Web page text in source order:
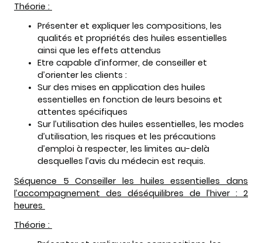
Théorie :
Présenter et expliquer les compositions, les
qualités et propriétés des huiles essentielles
ainsi que les effets attendus
Etre capable d’informer, de conseiller et
d’orienter les clients :
Sur des mises en application des huiles
essentielles en fonction de leurs besoins et
attentes spécifiques
Sur l’utilisation des huiles essentielles, les modes
d’utilisation, les risques et les précautions
d’emploi à respecter, les limites au-delà
desquelles l’avis du médecin est requis.
Séquence 5 Conseiller les huiles essentielles dans
l’accompagnement des déséquilibres de l’hiver : 2
heures
Théorie :